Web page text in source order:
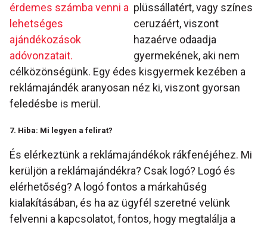
érdemes számba venni a
lehetséges
ajándékozások
adóvonzatait.
plüssállatért, vagy színes
ceruzáért, viszont
hazaérve odaadja
gyermekének, aki nem
célközönségünk. Egy édes kisgyermek kezében a
reklámajándék aranyosan néz ki, viszont gyorsan
feledésbe is merül.
7. Hiba: Mi legyen a felirat?
És elérkeztünk a reklámajándékok rákfenéjéhez. Mi
kerüljön a reklámajándékra? Csak logó? Logó és
elérhetőség? A logó fontos a márkahűség
kialakításában, és ha az ügyfél szeretné velünk
felvenni a kapcsolatot, fontos, hogy megtalálja a